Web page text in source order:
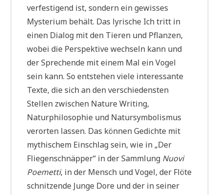
verfestigend ist, sondern ein gewisses
Mysterium behält. Das lyrische Ich tritt in
einen Dialog mit den Tieren und Pflanzen,
wobei die Perspektive wechseln kann und
der Sprechende mit einem Mal ein Vogel
sein kann. So entstehen viele interessante
Texte, die sich an den verschiedensten
Stellen zwischen Nature Writing,
Naturphilosophie und Natursymbolismus
verorten lassen. Das können Gedichte mit
mythischem Einschlag sein, wie in „Der
Fliegenschnäpper“ in der Sammlung Nuovi
Poemetti, in der Mensch und Vogel, der Flöte
schnitzende Junge Dore und der in seiner